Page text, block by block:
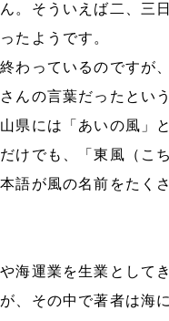
。そういえば二、三
たようです。
わっているのですが
んの言葉だったとい
県には「あいの風」
けでも、「東風（こ
語が風の名前をたく
海運業を生業として
、その中で著者は海